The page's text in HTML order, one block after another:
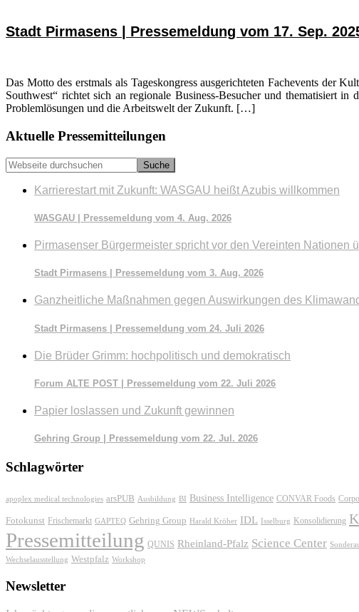
Stadt Pirmasens | Pressemeldung vom 17. Sep.
Das Motto des erstmals als Tageskongress ausgerichteten Fachevents
Southwest“ richtet sich an regionale Business-Besucher und thematisiert
Problemlösungen und die Arbeitswelt der Zukunft. […]
Seitenspalte
Aktuelle Pressemitteilungen
Webseite
durchsuchen
Karrierestart mit Zukunft: WASGAU heißt Azubis willkommen
WASGAU | Pressemeldung vom 4. Aug. 2026
Pirmasenser Bürgermeister spricht vor den Vereinten Nationen
Stadt Pirmasens | Pressemeldung vom 3. Aug. 2026
Ganzheitliche Maßnahmen gegen Auswirkungen des
Stadt Pirmasens | Pressemeldung vom 24. Juli 2026
Die Brüder Grimm: hochpolitisch und demokratisch
Forum ALTE POST | Pressemeldung vom 22. Juli 2026
Papier loslassen und Zukunft gewinnen
Gehring Group | Pressemeldung vom 22. Jul. 2026
Schlagwörter
apoplex medical technologies arsPUB Ausbildung BI Business Intelligence CONVAR Foods
Fotokunst Frischemarkt GAPTEQ Gehring Group Harald Kröher IDL Isselburg Konsolidierung
Pressemitteilung QUNIS Rheinland-Pfalz Science Center
Wechselausstellung Westpfalz Workshop
Newsletter